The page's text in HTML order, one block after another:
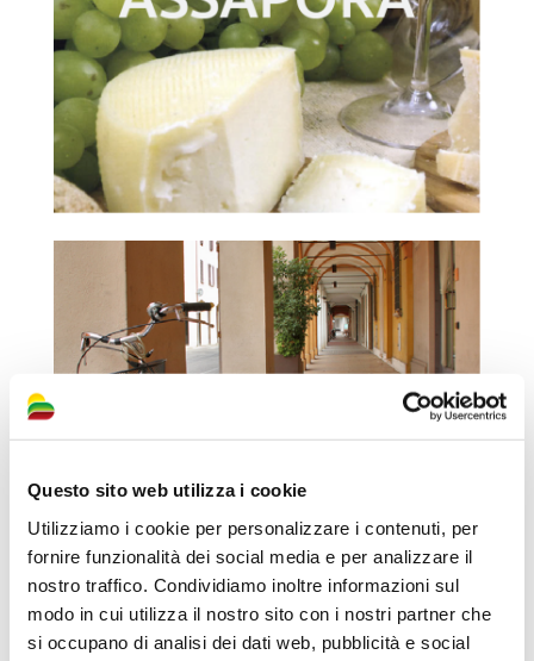
Questo sito web utilizza i cookie
Utilizziamo i cookie per personalizzare i contenuti, per
fornire funzionalità dei social media e per analizzare il
nostro traffico. Condividiamo inoltre informazioni sul
modo in cui utilizza il nostro sito con i nostri partner che
si occupano di analisi dei dati web, pubblicità e social